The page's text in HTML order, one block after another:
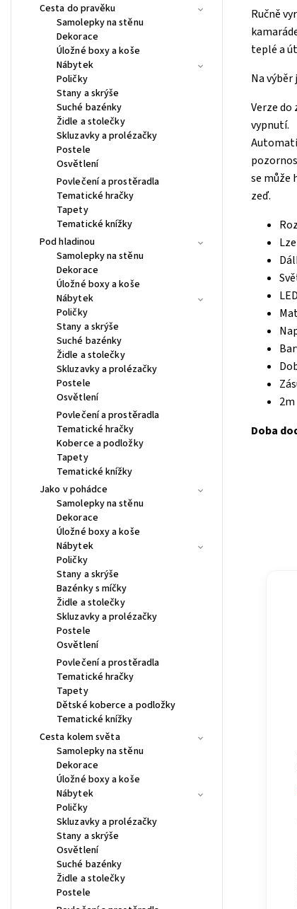
Cesta do pravěku
Samolepky na stěnu
Dekorace
Úložné boxy a koše
Nábytek
Poličky
Stany a skrýše
Suché bazénky
Židle a stolečky
Skluzavky a prolézačky
Postele
Osvětlení
Povlečení a prostěradla
Tematické hračky
Tapety
Tematické knížky
Pod hladinou
Samolepky na stěnu
Dekorace
Úložné boxy a koše
Nábytek
Poličky
Stany a skrýše
Suché bazénky
Židle a stolečky
Skluzavky a prolézačky
Postele
Osvětlení
Povlečení a prostěradla
Tematické hračky
Koberce a podložky
Tapety
Tematické knížky
Jako v pohádce
Samolepky na stěnu
Dekorace
Úložné boxy a koše
Nábytek
Poličky
Stany a skrýše
Bazénky s míčky
Židle a stolečky
Skluzavky a prolézačky
Postele
Osvětlení
Povlečení a prostěradla
Tematické hračky
Tapety
Dětské koberce a podložky
Tematické knížky
Cesta kolem světa
Samolepky na stěnu
Dekorace
Úložné boxy a koše
Nábytek
Poličky
Skluzavky a prolézačky
Stany a skrýše
Osvětlení
Suché bazénky
Židle a stolečky
Postele
Ručně
teplé a
Na výběr
Verze
vypnutí.
se může
zeď.
Doba